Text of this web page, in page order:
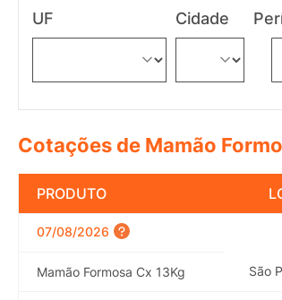
UF Cidade
Cotações de Mamão
PRODUTO
07/08/2026
Mamão Formosa Cx 13Kg São